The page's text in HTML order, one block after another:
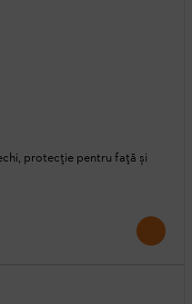
protecție pentru față și